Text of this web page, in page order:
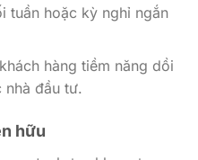
tuần hoặc kỳ nghỉ ngắn
hàng tiềm năng dồi
nhà đầu tư.
hữu